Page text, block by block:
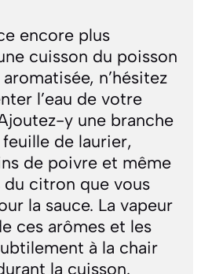
encore plus
cuisson du poisson
n’hésitez
l’eau de votre
y une branche
de laurier,
de poivre et même
du citron que vous
la sauce. La vapeur
ces arômes et les
à la chair
la cuisson.